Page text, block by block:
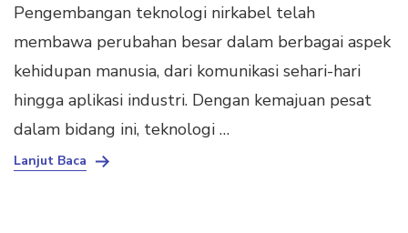
Pengembangan teknologi nirkabel telah
membawa perubahan besar dalam berbagai aspek
kehidupan manusia, dari komunikasi sehari-hari
hingga aplikasi industri. Dengan kemajuan pesat
dalam bidang ini, teknologi …
Lanjut Baca